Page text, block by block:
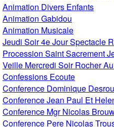
Animation Divers Enfants
Animation Gabidou
Animation Musicale
Jeudi Soir 4e Jour Spectacle
Procession Saint Sacrement
Veille Mercredi Soir Rocher
Confessions Ecoute
Conference Dominique
Conference Jean Paul Et
Conference Mgr Nicolas
Conference Pere Nicolas